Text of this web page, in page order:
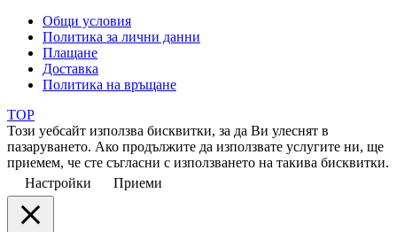
Общи условия
Политика за лични данни
Плащане
Доставка
Политика на връщане
TOP
Този уебсайт използва бисквитки, за да Ви улеснят в
пазаруването. Ако продължите да използвате услугите ни, ще
приемем, че сте съгласни с използването на такива бисквитки.
Настройки
Приеми